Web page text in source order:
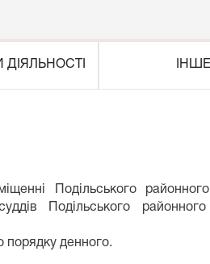
ІНШЕ
Подільського
Подільського
порядку денного.